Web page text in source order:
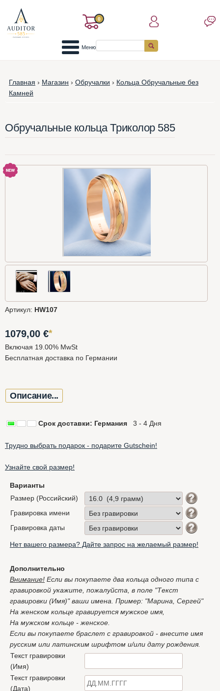
0
Меню
Главная › Магазин › Обручалки › Кольца Обручальные без
Камней
Обручальные кольца Триколор 585
Артикул: HW107
1079,00 €*
Включая 19.00% MwSt
Бесплатная доставка по Германии
Описание...
Срок доставки: Германия 3 - 4 Дня
Трудно выбрать подарок - подарите Gutschein!
Узнайте свой размер!
Варианты
Размер (Российский)
Гравировка имени
Гравировка даты
Нет вашего размера? Дайте запрос на желаемый размер!
Дополнительно
Внимание! Если вы покупаете два кольца одного типа с
гравировкой укажите, пожалуйста, в поле "Текст
гравировки (Имя)" ваши имена. Пример: "Марина, Сергей"
На женском кольце гравируется мужское имя,
На мужском кольце - женское.
Если вы покупаете браслет с гравировкой - внесите имя
русским или латинским шрифтом и/или дату рождения.
Текст гравировки
(Имя)
Текст гравировки
(Дата)